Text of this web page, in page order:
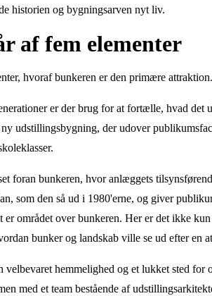
historien og bygningsarven nyt liv.
af fem elementer
hvoraf bunkeren er den primære attraktion.
er der brug for at fortælle, hvad det
udstillingsbygning, der udover
foran bunkeren, hvor anlæggets
som den så ud i 1980'erne, og giver
er området over bunkeren. Her er det ikke
bunker og landskab ville se ud efter en
velbevaret hemmelighed og et lukket sted
med et team bestående af